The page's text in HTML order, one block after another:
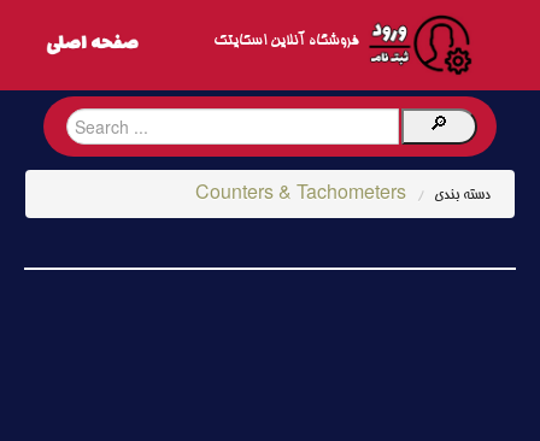
فروشگاه آنلاین اسکایتک
دسته بندی /
Counters & Tachometers